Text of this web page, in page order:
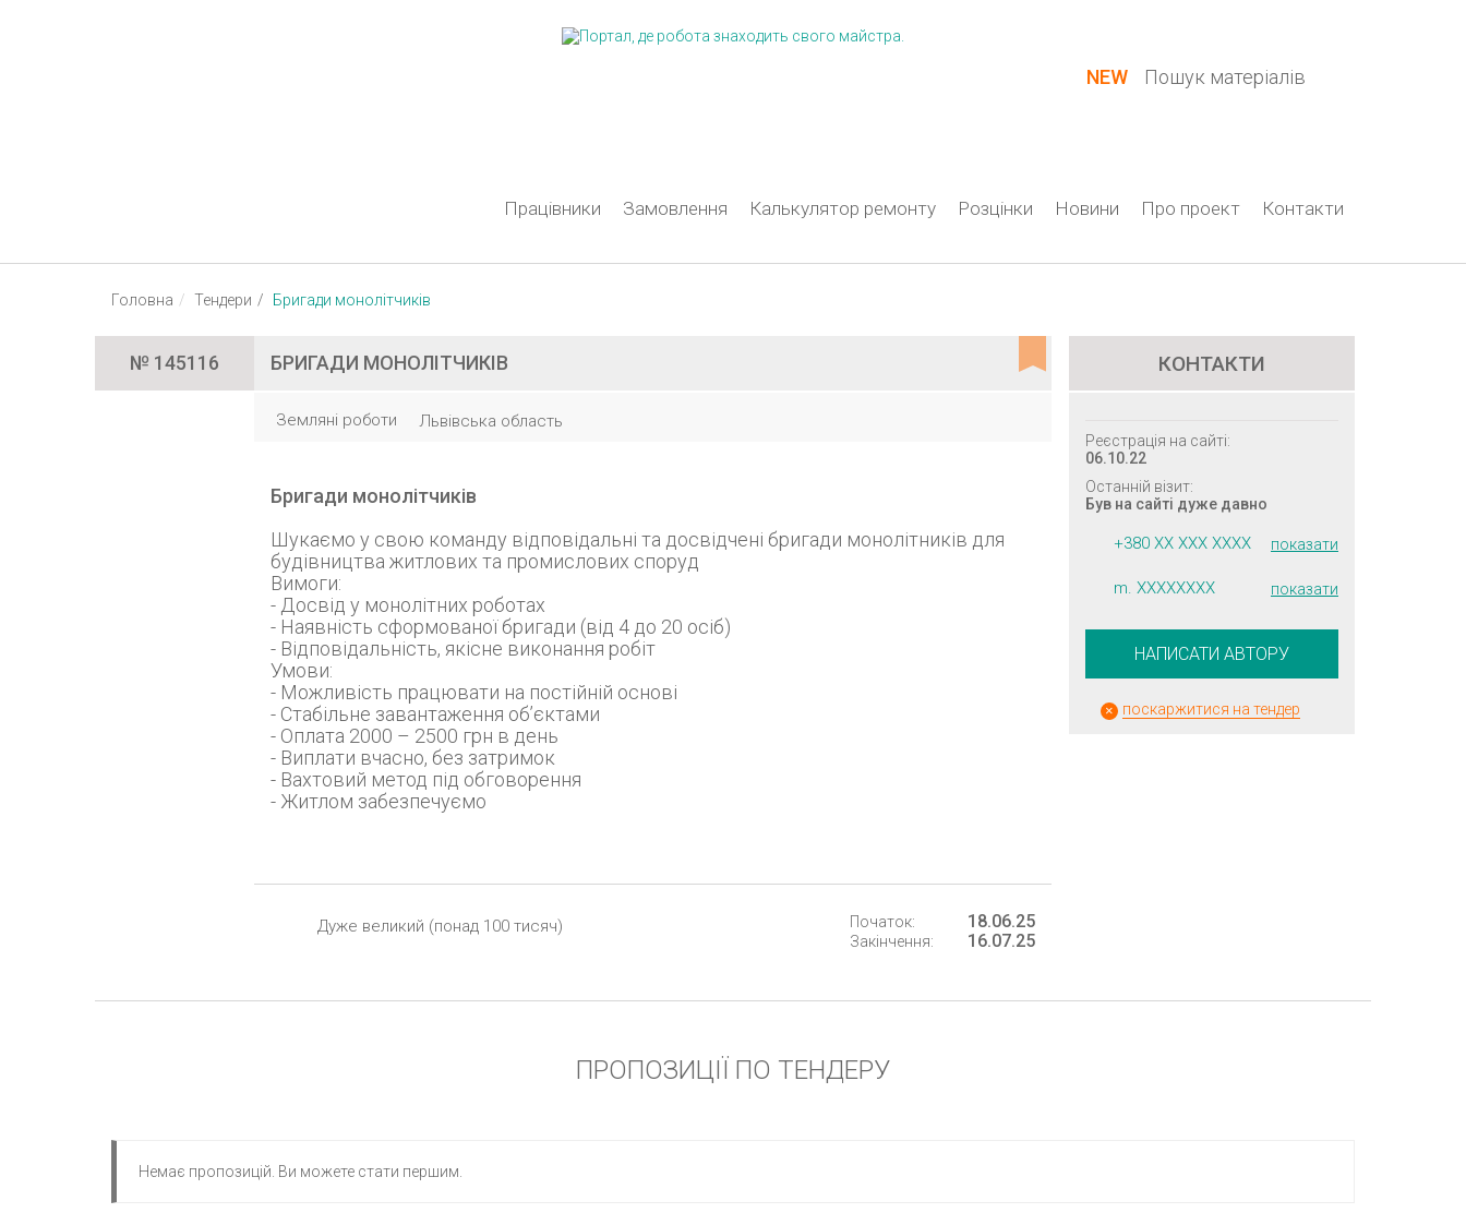
NEW Пошук матеріалів
Працівники Замовлення Калькулятор ремонту Розцінки Новини Про проект Контакти
Головна Тендери Бригади монолітчиків
№ 145116 БРИГАДИ МОНОЛІТЧИКІВ
Земляні роботи Львівська область
Бригади монолітчиків
Шукаємо у свою команду відповідальні та досвідчені бригади монолітників для
будівництва житлових та промислових споруд
Вимоги:
- Досвід у монолітних роботах
- Наявність сформованої бригади (від 4 до 20 осіб)
- Відповідальність, якісне виконання робіт
Умови:
- Можливість працювати на постійній основі
- Стабільне завантаження об’єктами
- Оплата 2000 – 2500 грн в день
- Виплати вчасно, без затримок
- Вахтовий метод під обговорення
- Житлом забезпечуємо
Дуже великий (понад 100 тисяч) Початок: 18.06.25
Закінчення: 16.07.25
КОНТАКТИ
Реєстрація на сайті:
06.10.22
Останній візит:
Був на сайті дуже давно
+380 XX XXX XXXX показати
m. XXXXXXXX показати
НАПИСАТИ АВТОРУ
поскаржитися на тендер
ПРОПОЗИЦІЇ ПО ТЕНДЕРУ
Немає пропозицій. Ви можете стати першим.